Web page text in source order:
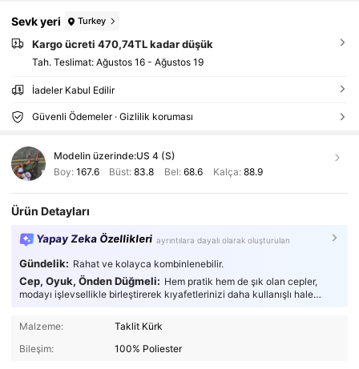
Sevk yeri Turkey
Kargo ücreti 470,74TL kadar düşük
Tah. Teslimat: Ağustos 16 - Ağustos 19
İadeler Kabul Edilir
Güvenli Ödemeler · Gizlilik koruması
Modelin üzerinde:US 4 (S)
Boy: 167.6 Büst:83.8 Bel: 68.6 Kalça: 88.9
Ürün Detayları
Yapay Zeka Özellikleri ayrıntılara dayalı olarak oluşturulan
Gündelik: Rahat ve kolayca kombinlenebilir.
Cep, Oyuk, Önden Düğmeli: Hem pratik hem de şık olan cepler,
modayı işlevsellikle birleştirerek kıyafetlerinizi daha kullanışlı hale
Malzeme:
Taklit Kürk
Bileşim:
100% Poliester